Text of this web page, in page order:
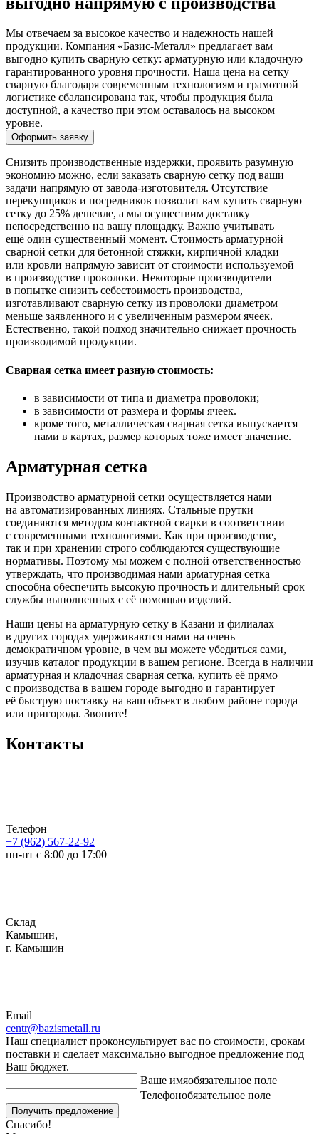
Мы отвечаем за высокое качество и надежность нашей
продукции. Компания «Базис-Металл» предлагает вам
выгодно купить сварную сетку: арматурную или кладочную
гарантированного уровня прочности. Наша цена на сетку
сварную благодаря современным технологиям и грамотной
логистике сбалансирована так, чтобы продукция была
доступной, а качество при этом оставалось на высоком
уровне.
Оформить заявку
Снизить производственные издержки, проявить разумную
экономию можно, если заказать сварную сетку под ваши
задачи напрямую от завода-изготовителя. Отсутствие
перекупщиков и посредников позволит вам купить сварную
сетку до 25% дешевле, а мы осуществим доставку
непосредственно на вашу площадку. Важно учитывать
ещё один существенный момент. Стоимость арматурной
сварной сетки для бетонной стяжки, кирпичной кладки
или кровли напрямую зависит от стоимости используемой
в производстве проволоки. Некоторые производители
в попытке снизить себестоимость производства,
изготавливают сварную сетку из проволоки диаметром
меньше заявленного и с увеличенным размером ячеек.
Естественно, такой подход значительно снижает прочность
производимой продукции.
Сварная сетка имеет разную стоимость:
в зависимости от типа и диаметра проволоки;
в зависимости от размера и формы ячеек.
кроме того, металлическая сварная сетка выпускается
нами в картах, размер которых тоже имеет значение.
Арматурная сетка
Производство арматурной сетки осуществляется нами
на автоматизированных линиях. Стальные прутки
соединяются методом контактной сварки в соответствии
с современными технологиями. Как при производстве,
так и при хранении строго соблюдаются существующие
нормативы. Поэтому мы можем с полной ответственностью
утверждать, что производимая нами арматурная сетка
способна обеспечить высокую прочность и длительный срок
службы выполненных с её помощью изделий.
Наши цены на арматурную сетку в Казани и филиалах
в других городах удерживаются нами на очень
демократичном уровне, в чем вы можете убедиться сами,
изучив каталог продукции в вашем регионе. Всегда в наличии
арматурная и кладочная сварная сетка, купить её прямо
с производства в вашем городе выгодно и гарантирует
её быструю поставку на ваш объект в любом районе города
или пригорода. Звоните!
Контакты
Телефон
+7 (962) 567-22-92
пн-пт с 8:00 до 17:00
Склад
Камышин,
г. Камышин
Email
centr@bazismetall.ru
Наш специалист проконсультирует вас по стоимости, срокам
поставки и сделает максимально выгодное предложение под
Ваш бюджет.
Ваше имяобязательное поле
Телефонобязательное поле
Получить предложение
Спасибо!